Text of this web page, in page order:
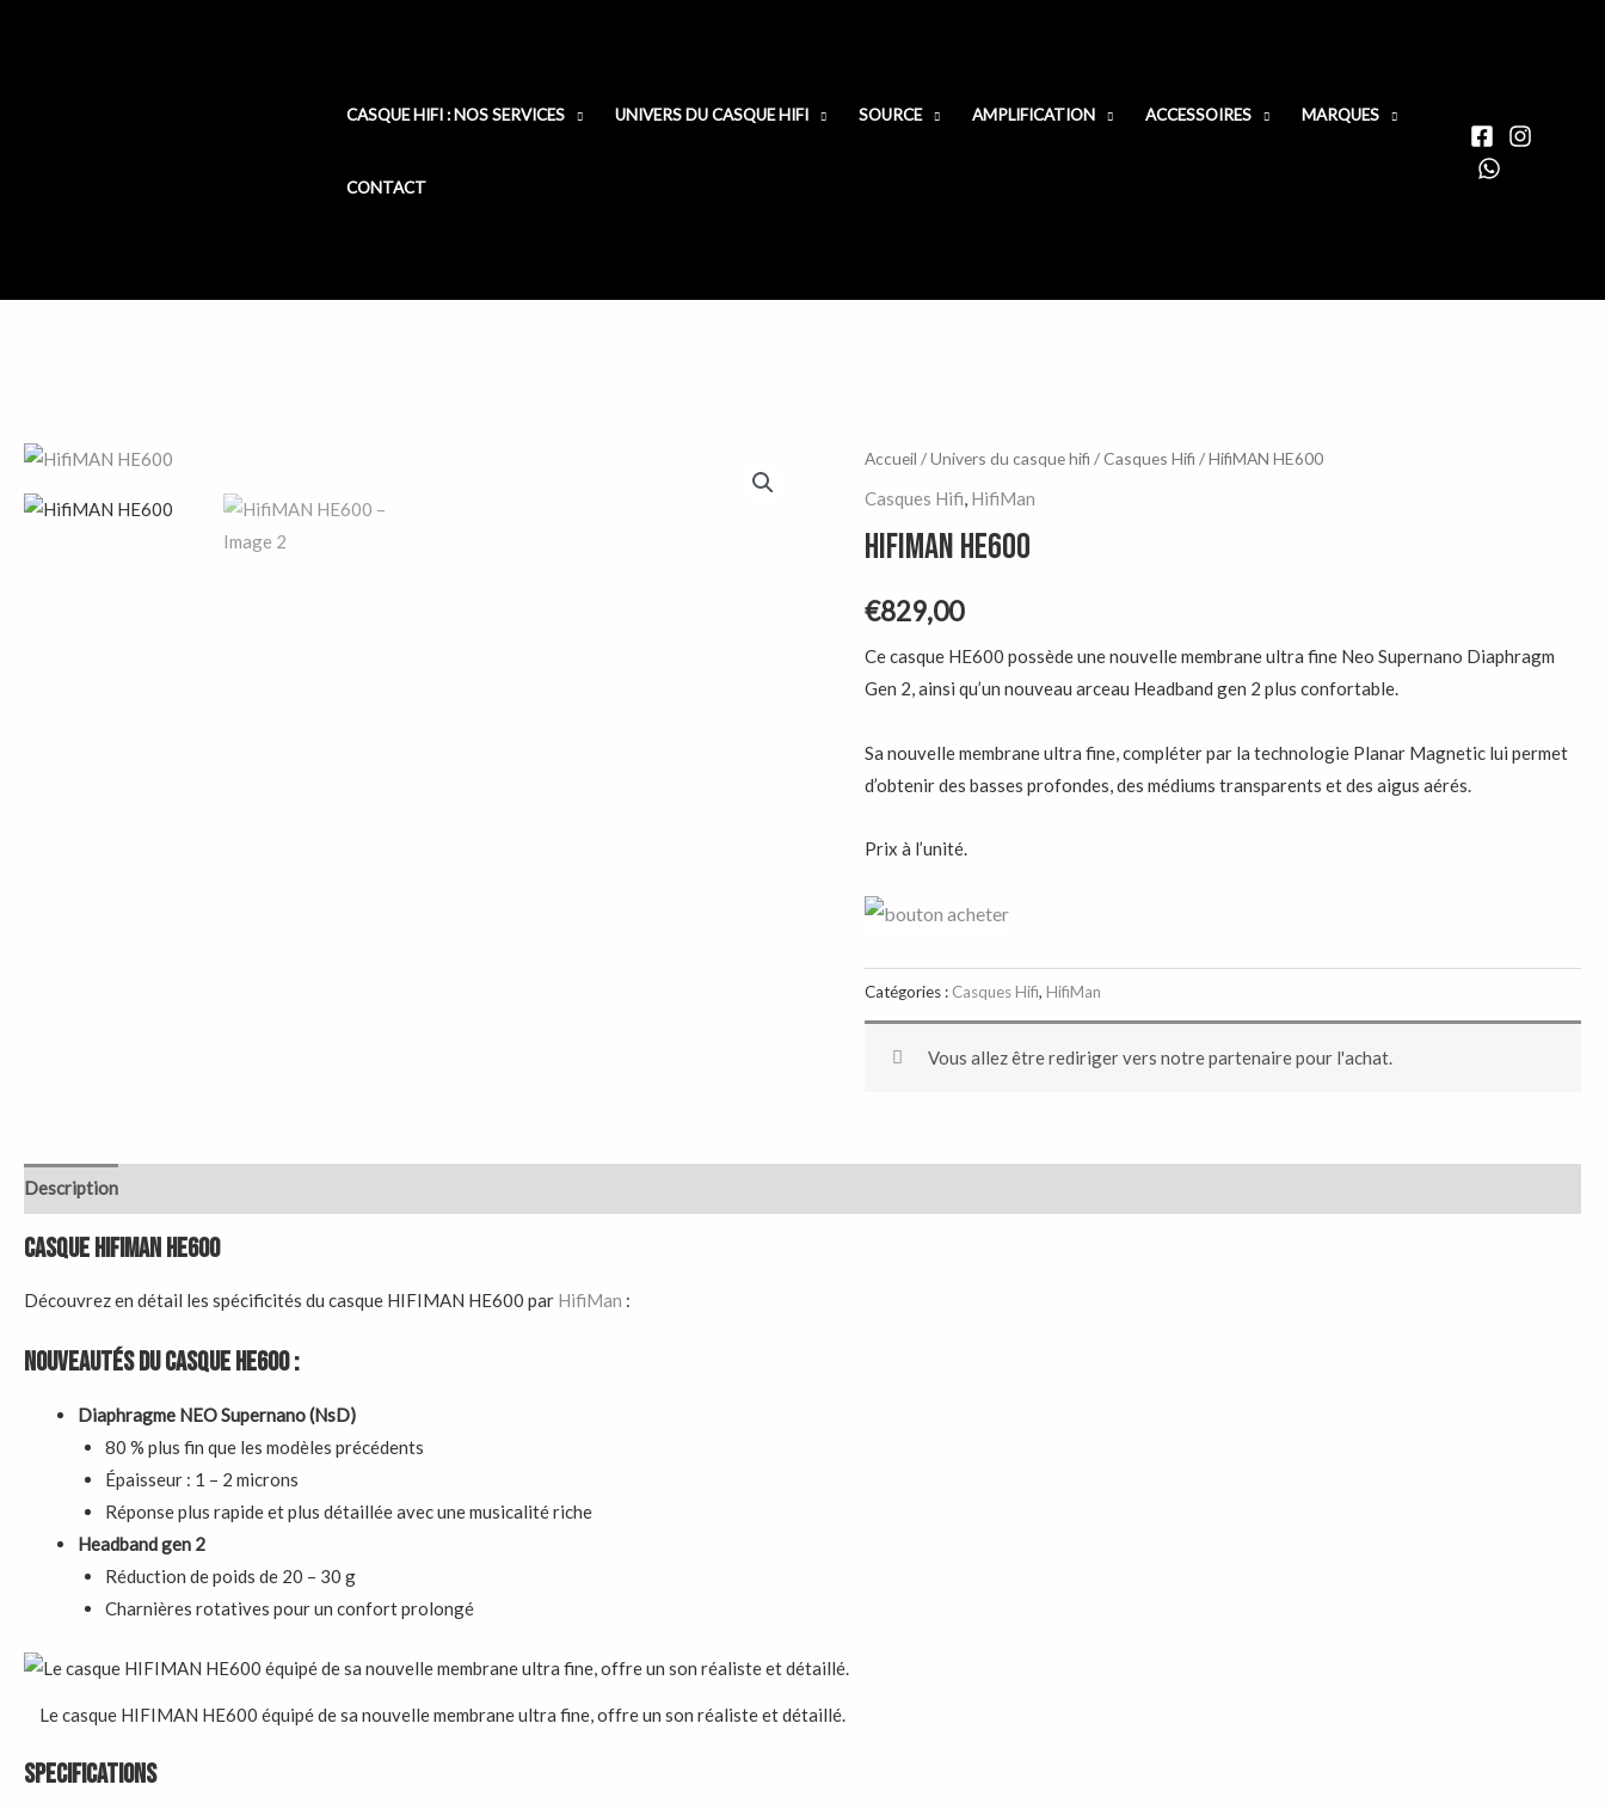
CASQUE HIFI : NOS SERVICES UNIVERS DU CASQUE HIFI SOURCE AMPLIFICATION ACCESSOIRES MARQUES
CONTACT
Accueil /Univers du casque hifi /Casques Hifi / HifiMAN HE600
Casques Hifi, HifiMan
HifiMAN HE600
€829,00
Ce casque HE600 possède une nouvelle membrane ultra fine Neo Supernano Diaphragm
Gen 2, ainsi qu’un nouveau arceau Headband gen 2 plus confortable.
Sa nouvelle membrane ultra fine, compléter par la technologie Planar Magnetic lui permet
d’obtenir des basses profondes, des médiums transparents et des aigus aérés.
Prix à l’unité.
Catégories : Casques Hifi,HifiMan
Vous allez être rediriger vers notre partenaire pour l'achat.
Description
Casque HIFIMAN HE600
Découvrez en détail les spécificités du casque HIFIMAN HE600 par HifiMan :
Nouveautés du casque HE600 :
Diaphragme NEO Supernano (NsD)
80 % plus fin que les modèles précédents
Épaisseur : 1 – 2 microns
Réponse plus rapide et plus détaillée avec une musicalité riche
Headband gen 2
Réduction de poids de 20 – 30 g
Charnières rotatives pour un confort prolongé
Le casque HIFIMAN HE600 équipé de sa nouvelle membrane ultra fine, offre un son réaliste et détaillé.
SPECIFICATIONS